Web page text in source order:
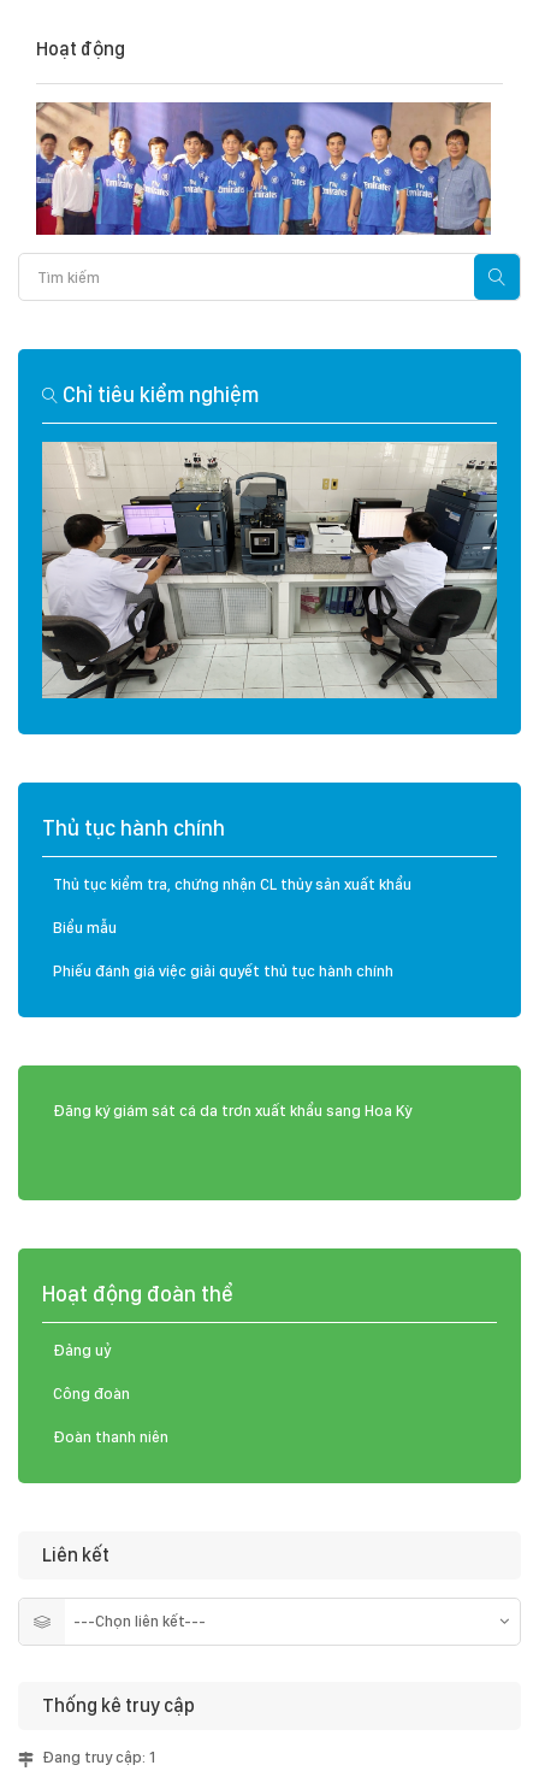
Hoạt động
Chỉ tiêu kiểm nghiệm
Thủ tục hành chính
Thủ tục kiểm tra, chứng nhận CL thủy sản xuất khẩu
Biểu mẫu
Phiếu đánh giá việc giải quyết thủ tục hành chính
Đăng ký giám sát cá da trơn xuất khẩu sang Hoa Kỳ
Hoạt động đoàn thể
Đảng uỷ
Công đoàn
Đoàn thanh niên
Liên kết
Thống kê truy cập
Đang truy cập: 1